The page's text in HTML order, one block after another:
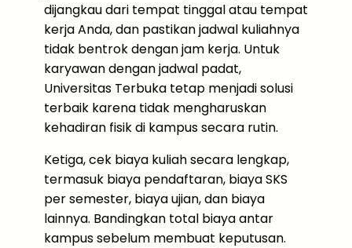
dijangkau dari tempat tinggal atau tempat
kerja Anda, dan pastikan jadwal kuliahnya
tidak bentrok dengan jam kerja. Untuk
karyawan dengan jadwal padat,
Universitas Terbuka tetap menjadi solusi
terbaik karena tidak mengharuskan
kehadiran fisik di kampus secara rutin.
Ketiga, cek biaya kuliah secara lengkap,
termasuk biaya pendaftaran, biaya SKS
per semester, biaya ujian, dan biaya
lainnya. Bandingkan total biaya antar
kampus sebelum membuat keputusan.